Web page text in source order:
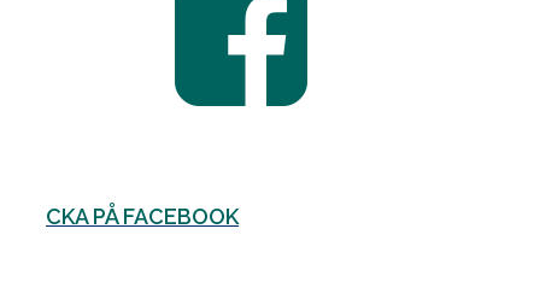
CKA PÅ FACEBOOK